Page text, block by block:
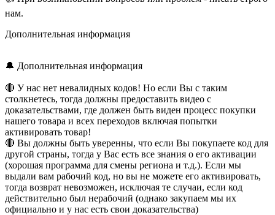
нам.
Дополнительная информация
🔔 Дополнительная информация
🔴 У нас нет невалидных кодов! Но если Вы с таким
столкнетесь, тогда должны предоставить видео с
доказательствами, где должен быть виден процесс покупки
нашего товара и всех переходов включая попытки
активировать товар!
🔴 Вы должны быть уверенны, что если Вы покупаете код для
другой страны, тогда у Вас есть все знания о его активации
(хорошая программа для смены региона и т.д.). Если мы
выдали вам рабочий код, но вы не можете его активировать,
тогда возврат невозможен, исключая те случаи, если код
действительно был нерабочий (однако закупаем мы их
официально и у нас есть свои доказательства)